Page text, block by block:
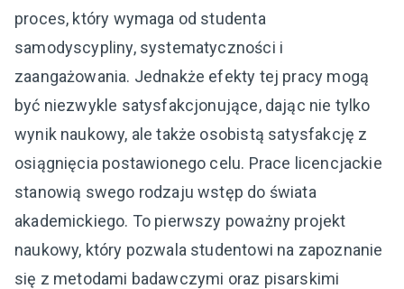
proces, który wymaga od studenta
samodyscypliny, systematyczności i
zaangażowania. Jednakże efekty tej pracy mogą
być niezwykle satysfakcjonujące, dając nie tylko
wynik naukowy, ale także osobistą satysfakcję z
osiągnięcia postawionego celu. Prace licencjackie
stanowią swego rodzaju wstęp do świata
akademickiego. To pierwszy poważny projekt
naukowy, który pozwala studentowi na zapoznanie
się z metodami badawczymi oraz pisarskimi